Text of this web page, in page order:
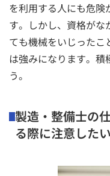
を利用する人にも危険
す。しかし、資格が
ても機械をいじった
は強みになります。積
う。
製造・整備士の
る際に注意した